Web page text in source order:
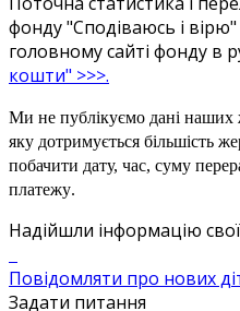
фонду"Сподіваюсь і вірю"
головномусайті фонду в
кошти" >>>.
Ми не публікуємо дані наших
яку дотримується більшість
побачити дату, час, суму
платежу.
Надійшли інформацію
Повідомляти про нових
Задати питання